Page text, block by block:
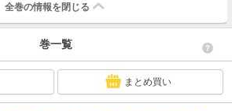
全巻の情報を 閉じる
巻一覧
まとめ買い